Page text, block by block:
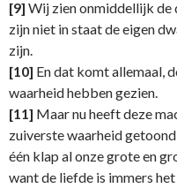
[9] Wij zien onmiddellijk de
zijn niet in staat de eigen
zijn.
[10] En dat komt allemaal,
waarheid hebben gezien.
[11] Maar nu heeft deze
zuiverste waarheid
één klap al onze grote en
want de liefde is immers